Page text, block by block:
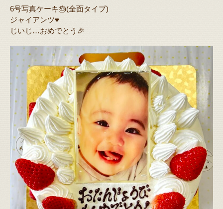
6号写真ケーキ🎂(全面タイプ)
ジャイアンツ♥️
じいじ…おめでとう🎉